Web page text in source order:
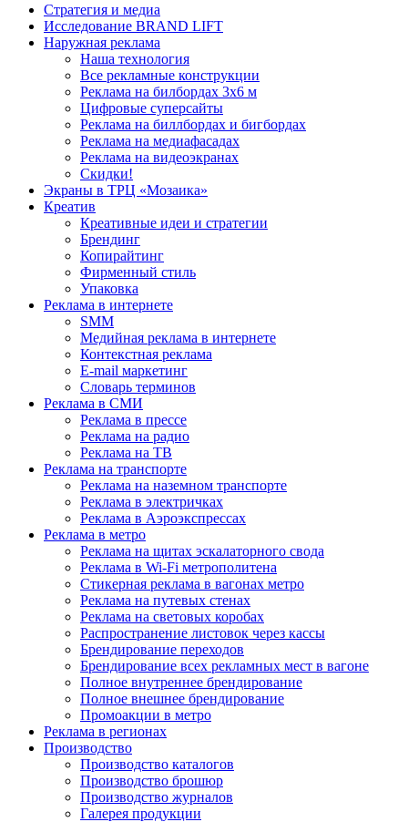
Стратегия и медиа
Исследование BRAND LIFT
Наружная реклама
Наша технология
Все рекламные конструкции
Реклама на билбордах 3х6 м
Цифровые суперсайты
Реклама на биллбордах и бигбордах
Реклама на медиафасадах
Реклама на видеоэкранах
Скидки!
Экраны в ТРЦ «Мозаика»
Креатив
Креативные идеи и стратегии
Брендинг
Копирайтинг
Фирменный стиль
Упаковка
Реклама в интернете
SMM
Медийная реклама в интернете
Контекстная реклама
E-mail маркетинг
Словарь терминов
Реклама в СМИ
Реклама в прессе
Реклама на радио
Реклама на ТВ
Реклама на транспорте
Реклама на наземном транспорте
Реклама в электричках
Реклама в Аэроэкспрессах
Реклама в метро
Реклама на щитах эскалаторного свода
Реклама в Wi-Fi метрополитена
Стикерная реклама в вагонах метро
Реклама на путевых стенах
Реклама на световых коробах
Распространение листовок через кассы
Брендирование переходов
Брендирование всех рекламных мест в вагоне
Полное внутреннее брендирование
Полное внешнее брендирование
Промоакции в метро
Реклама в регионах
Производство
Производство каталогов
Производство брошюр
Производство журналов
Галерея продукции